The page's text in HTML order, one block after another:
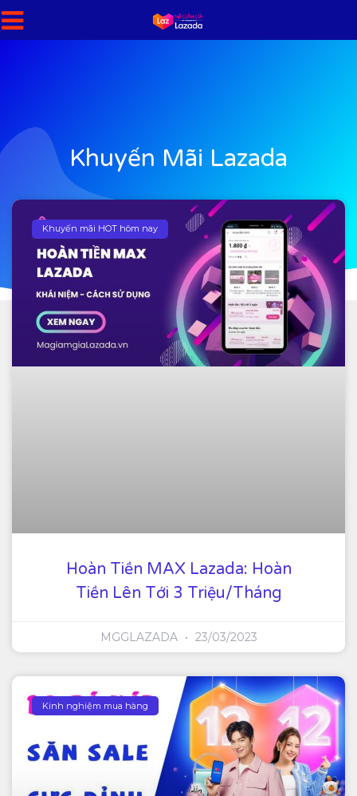
Khuyến Mãi Lazada
Khuyến mãi HOT hôm nay
Hoàn Tiền MAX Lazada: Hoàn
Tiền Lên Tới 3 Triệu/tháng
MGGLAZADA 23/03/2023
Kinh nghiệm mua hàng